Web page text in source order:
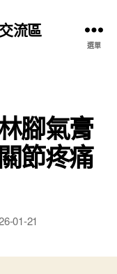
流區
選單
腳氣膏
節疼痛
01-21